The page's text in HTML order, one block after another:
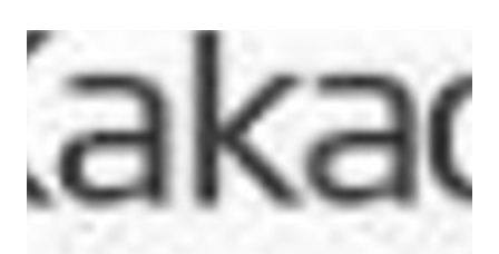
터러라고 하더라도 지속적으로 홍보 광고글을 올린다면 트친들에게 외
면당하기 십상이다. 이에 비해 페이스북은 그룹이나 페이지를 잘 이용하
면 가시적인 효과를 볼수도 있다. 분야에 따라서는 밴드와 카카오스토리
가 먹힐 수도 있다. 예컨대 건강기능식품 판매, 관광업계 등. 블로그 : 개
인들이 사용하는 개인 미디어의 형태. 미디어가 점차 세..